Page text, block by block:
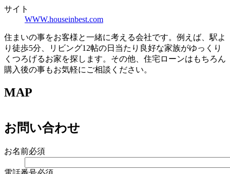
サイト
WWW.houseinbest.com
住まいの事をお客様と一緒に考える会社です。例えば、駅よ
り徒歩5分、リビング12帖の日当たり良好な家族がゆっくり
くつろげるお家を探します。その他、住宅ローンはもちろん
購入後の事もお気軽にご相談ください。
MAP
お問い合わせ
お名前必須